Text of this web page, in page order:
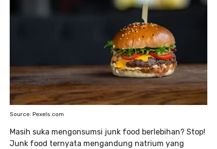
Source: Pexels.com
Masih suka mengonsumsi junk food berlebihan? Stop!
Junk food ternyata mengandung natrium yang